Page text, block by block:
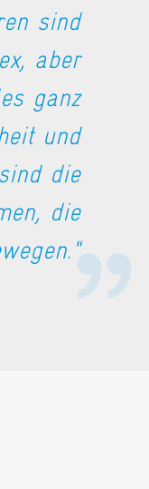
sind
aber
ganz
und
die
die